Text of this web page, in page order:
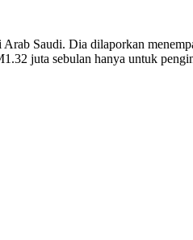
Arab Saudi. Dia dilaporkan
juta sebulan hanya untuk